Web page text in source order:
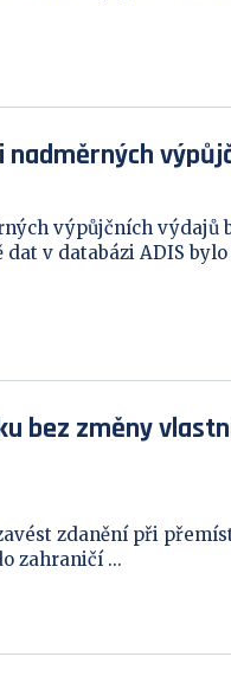
výpůjčních výdajů
v databázi ADIS bylo
bez změny
zdanění při
zahraničí ...